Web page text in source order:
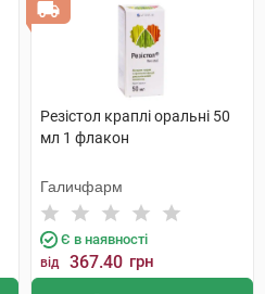
Резістол краплі оральні 50
мл 1 флакон
Галичфарм
Є в наявності
від 367.40 грн